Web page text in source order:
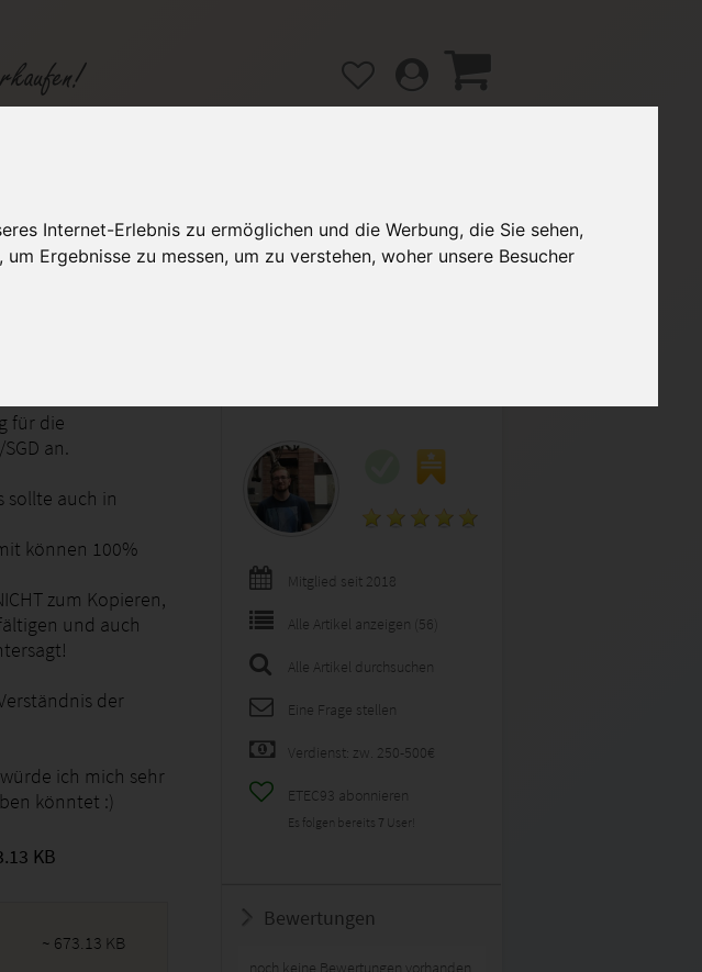
Internet-Erlebnis zu ermöglichen und die Werbung, die Sie sehen,
Ergebnisse zu messen, um zu verstehen, woher unsere Besucher
Studiengänge / Lehrgänge Hilfe / FAQ
für die
an.
sollte auch in
können 100%
zum Kopieren,
und auch
der
ich mich sehr
könntet :)
KB
~ 673.13 KB
Mitglied seit 2018
Alle Artikel anzeigen (56)
Alle Artikel durchsuchen
Eine Frage stellen
Verdienst: zw. 250-500€
ETEC93 abonnieren
Es folgen bereits 7 User!
Bewertungen
noch keine Bewertungen vorhanden